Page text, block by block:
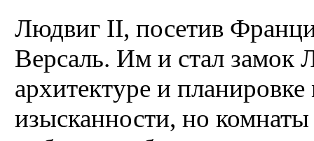
Людвиг II, посетив
Версаль. Им и стал замок
архитектуре и
изысканности, но